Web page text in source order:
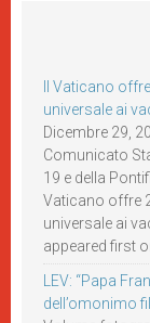
Il Vaticano
universale ai
Dicembre 29,
Comunicato
19 e della
Vaticano offre
universale ai
appeared first
LEV: “Papa
dell’omonimo